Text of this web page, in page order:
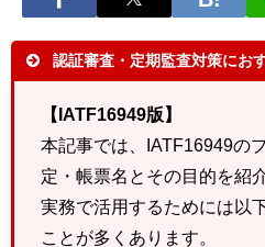
認証審査・定期監査対策にお
【IATF16949版】
本記事では、IATF16949の
定・帳票名とその目的を紹介
実務で活用するためには以
ことが多くあります。